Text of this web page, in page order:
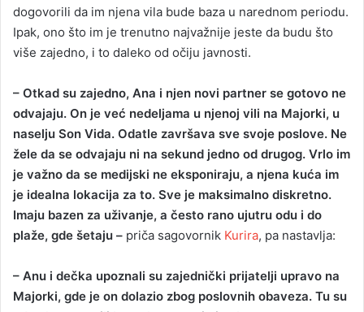
dogovorili da im njena vila bude baza u narednom periodu.
Ipak, ono što im je trenutno najvažnije jeste da budu što
više zajedno, i to daleko od očiju javnosti.
– Otkad su zajedno, Ana i njen novi partner se gotovo ne
odvajaju. On je već nedeljama u njenoj vili na Majorki, u
naselju Son Vida. Odatle završava sve svoje poslove. Ne
žele da se odvajaju ni na sekund jedno od drugog. Vrlo im
je važno da se medijski ne eksponiraju, a njena kuća im
je idealna lokacija za to. Sve je maksimalno diskretno.
Imaju bazen za uživanje, a često rano ujutru odu i do
plaže, gde šetaju – priča sagovornik Kurira, pa nastavlja:
– Anu i dečka upoznali su zajednički prijatelji upravo na
Majorki, gde je on dolazio zbog poslovnih obaveza. Tu su